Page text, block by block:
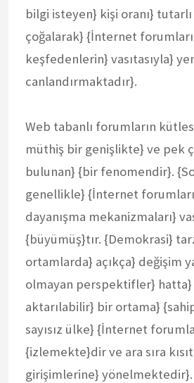
bilgi isteyen} kişi oranı}
çoğalarak} {İnternet
keşfedenlerin} vasıtasıyla}
canlandırmaktadır}.
Web tabanlı forumların
müthiş bir genişlikte} ve pek
bulunan} {bir fenomendir}.
genellikle} {İnternet
dayanışma mekanizmaları}
{büyümüş}tır. {Demokrasi}
ortamlarda} açıkça} değişim
olmayan perspektifler}
aktarılabilir} bir ortama}
sayısız ülke} {İnternet
{izlemekte}dir ve ara sıra
girişimlerine} yönelmektedir}.